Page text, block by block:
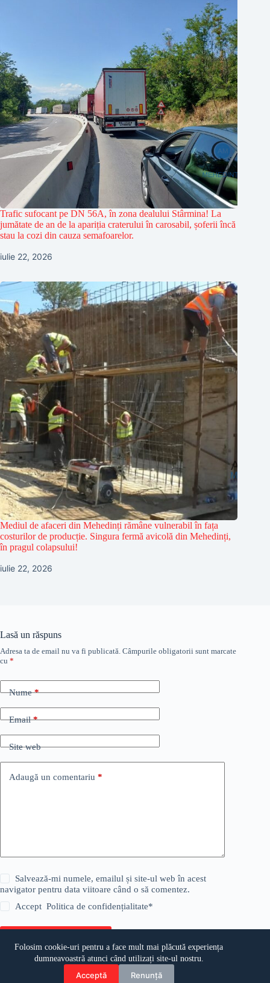
Folosim cookie-uri pentru a face mult mai plăcută experiența
dumneavoastră atunci când utilizați site-ul nostru.
Acceptă Renunță
Trafic sufocant pe DN 56A, în zona dealului Stârmina! La
jumătate de an de la apariția craterului în carosabil, șoferii încă
stau la cozi din cauza semafoarelor.
iulie 22, 2026
Mediul de afaceri din Mehedinți rămâne vulnerabil în fața
costurilor de producție. Singura fermă avicolă din Mehedinți,
în pragul colapsului!
iulie 22, 2026
Lasă un răspuns
Adresa ta de email nu va fi publicată. Câmpurile obligatorii sunt marcate
cu *
Nume*
Email*
Site web
Adaugă un comentariu *
Salvează-mi numele, emailul și site-ul web în acest
navigator pentru data viitoare când o să comentez.
AcceptPolitica de confidențialitate*